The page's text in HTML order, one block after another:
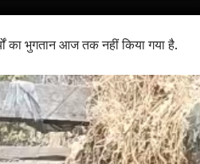
का भुगतान आज तक नहीं किया गया है.